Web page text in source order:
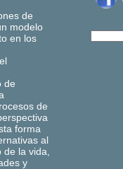
de
modelo
en los
de
de
forma
al
de la vida,
y